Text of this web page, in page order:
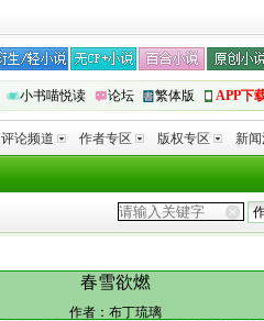
小书喵悦读 论坛 繁体版 APP下
评论频道 作者专区 版权专区 新闻
春雪欲燃
作者： 布丁琉璃